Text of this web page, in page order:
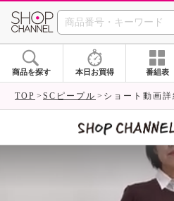
SHOP
商品を探す 本日お買得 番組表
TOP SCピープル ショート動画詳